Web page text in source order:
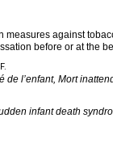
against
before or at the
de l’enfant, Mort
infant death